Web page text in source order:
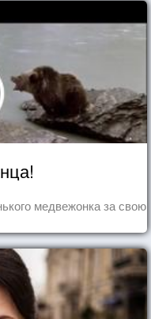
медвежонка за свою